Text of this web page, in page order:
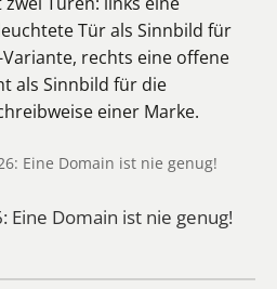
Eine Domain ist nie genug!
Eine Domain ist nie genug!